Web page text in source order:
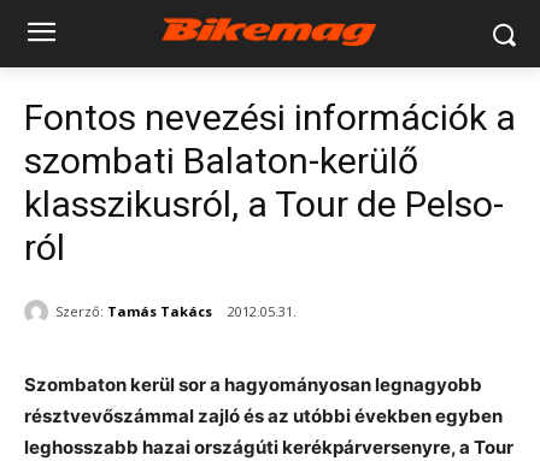
Fontos nevezési információk a
szombati Balaton-kerülő
klasszikusról, a Tour de Pelso-
ról
Szerző: Tamás Takács 2012.05.31.
Szombaton kerül sor a hagyományosan legnagyobb
résztvevőszámmal zajló és az utóbbi években egyben
leghosszabb hazai országúti kerékpárversenyre, a Tour